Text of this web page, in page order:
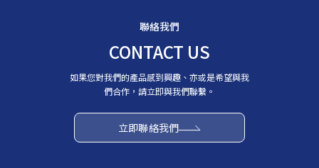
聯絡我們
CONTACT US
如果您對我們的產品感到興趣、亦或是希望與我
們合作，請立即與我們聯繫。
立即聯絡我們